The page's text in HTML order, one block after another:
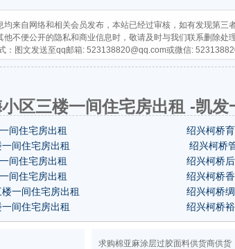
均来自网络和相关会员发布，本站已经过审核，如有发现第
他不便公开的隐私和商业信息时，敬请及时与我们联系删除
：图文发送至qq邮箱: 523138820@qq.com或微信:
区三楼一间住宅房出租 -凯发
间住宅房出租
绍兴柯桥
间住宅房出租
绍兴柯桥
间住宅房出租
绍兴柯桥
间住宅房出租
绍兴柯桥
三楼一间住宅房出租
绍兴柯桥
间住宅房出租
绍兴柯桥
求购棉亚麻涂层过胶面料供货商供货